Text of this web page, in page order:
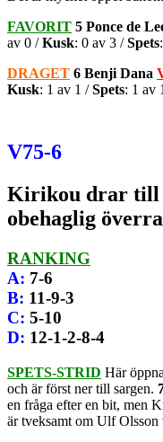
FAVORIT 5 Ponce de
av 0 /Kusk: 0 av 3 /Spets
DRAGET 6 Benji Dana
Kusk: 1 av 1 /Spets: 1 av
V75-6
Kirikou drar till
obehaglig
RANKING
A: 7-6
B: 11-9-3
C: 5-10
D: 12-1-2-8-4
SPETS-STRID Här
och är först ner till sargen.
en fråga efter en bit, men
är tveksamt om Ulf Olsson